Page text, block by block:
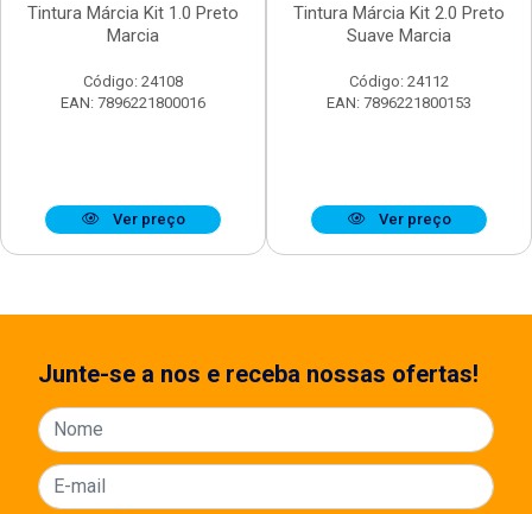
Tintura Márcia Kit 1.0 Preto
Marcia
Código: 24108
EAN: 7896221800016
Ver preço
Tintura Márcia Kit 2.0 Preto
Suave Marcia
Código: 24112
EAN: 7896221800153
Ver preço
Junte-se a nos e receba nossas ofertas!